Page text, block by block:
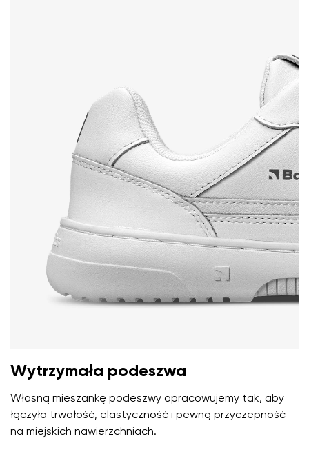
Wytrzymała podeszwa
Własną mieszankę podeszwy opracowujemy tak, aby
łączyła trwałość, elastyczność i pewną przyczepność
na miejskich nawierzchniach.